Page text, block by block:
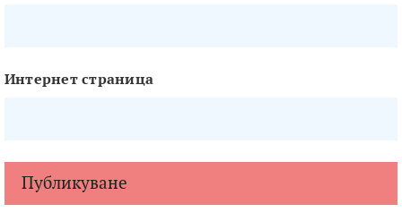
Интернет страница